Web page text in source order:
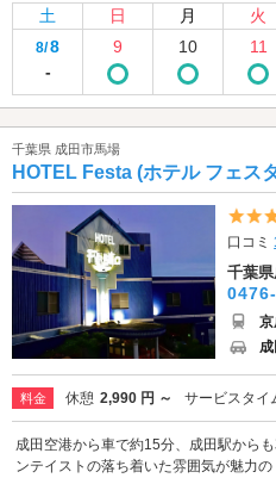
土
日 月 火
8/8
-
9 10 11
千葉県 成田市馬場
HOTEL Festa (ホテル フェス
口コミ
千葉
料金 休憩 2,990 円 ～ サービスタイ
成田空港から車で約15分、成田駅から
ンテイストの落ち着いた雰囲気が魅力